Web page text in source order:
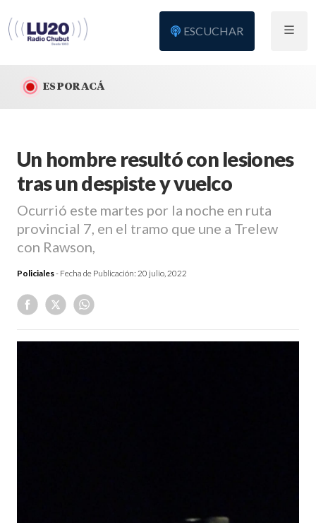
ESCUCHAR
ES POR ACÁ
Un hombre resultó con lesiones
tras un despiste y vuelco
Ocurrió este martes por la noche en ruta
provincial 7, en el tramo que une a Trelew
con Rawson,
Policiales- Fecha de Publicación: 20 julio, 2022